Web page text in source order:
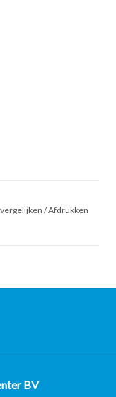
/Afdrukken
BV